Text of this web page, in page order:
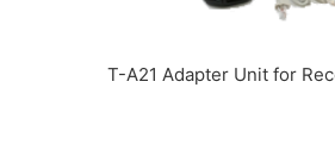
T-A21 Adapter Unit for